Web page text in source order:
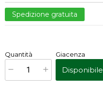
Spedizione gratuita
x1 Prezzo finale:€624,00
Quantità Giacenza
Disponibile